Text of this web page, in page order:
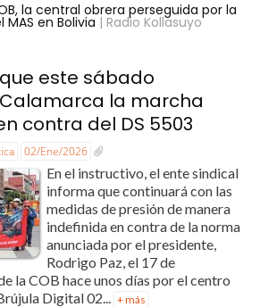
la central obrera perseguida por la
en Bolivia | Radio Kollasuyo
este sábado
la marcha
contra del DS 5503
02/Ene/2026
En el instructivo, el ente sindical
informa que continuará con las
medidas de presión de manera
indefinida en contra de la norma
anunciada por el presidente,
Rodrigo Paz, el 17 de
la COB hace unos días por el centro
Digital 02... + más